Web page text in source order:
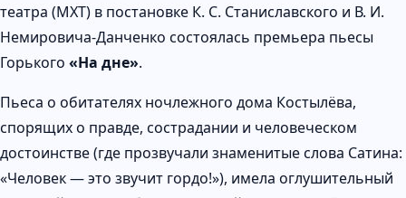
театра (МХТ) в постановке К. С. Станиславского и В. И.
Немировича-Данченко состоялась премьера пьесы
Горького «На дне».
Пьеса о обитателях ночлежного дома Костылёва,
спорящих о правде, сострадании и человеческом
достоинстве (где прозвучали знаменитые слова Сатина:
«Человек — это звучит гордо!»), имела оглушительный